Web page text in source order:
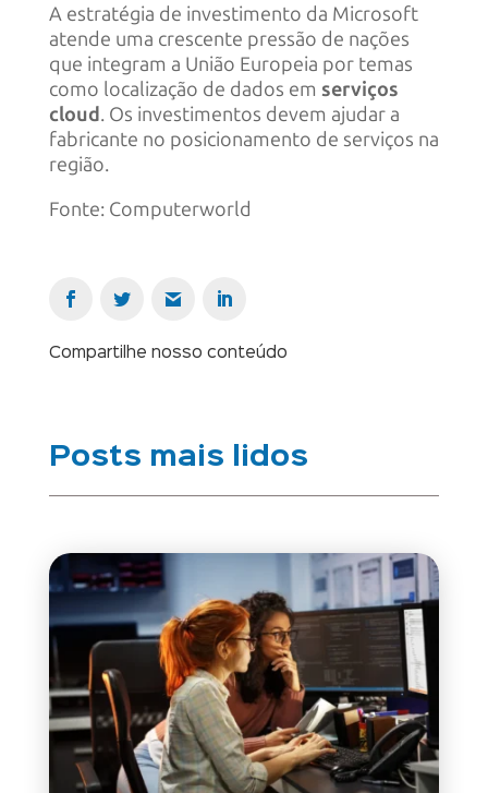
A estratégia de investimento da Microsoft
atende uma crescente pressão de nações
que integram a União Europeia por temas
como localização de dados em serviços
cloud. Os investimentos devem ajudar a
fabricante no posicionamento de serviços na
região.
Fonte: Computerworld
Compartilhe nosso conteúdo
Posts mais lidos